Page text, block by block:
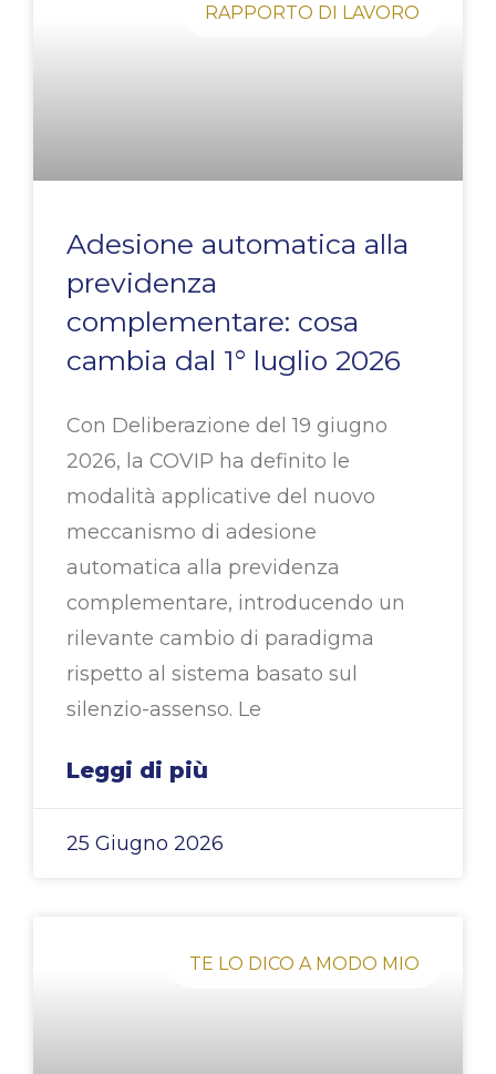
RAPPORTO DI LAVORO
Adesione automatica alla
previdenza
complementare: cosa
cambia dal 1° luglio 2026
Con Deliberazione del 19 giugno
2026, la COVIP ha definito le
modalità applicative del nuovo
meccanismo di adesione
automatica alla previdenza
complementare, introducendo un
rilevante cambio di paradigma
rispetto al sistema basato sul
silenzio-assenso. Le
Leggi di più
25 Giugno 2026
TE LO DICO A MODO MIO